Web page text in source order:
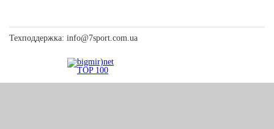
Техподдержка: info@7sport.com.ua